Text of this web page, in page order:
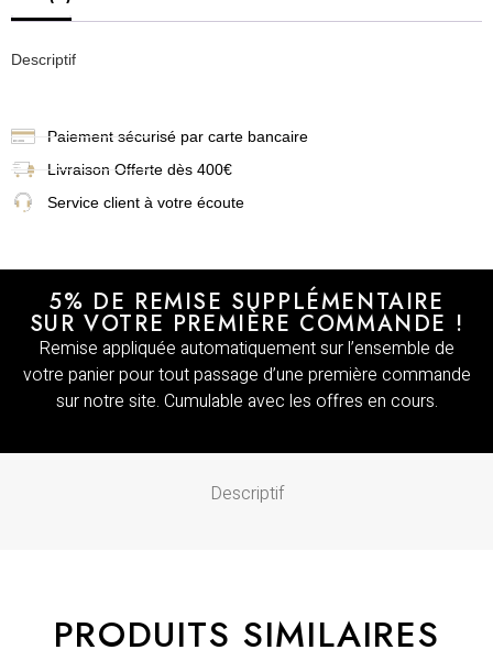
Descriptif
Paiement sécurisé par carte bancaire
Livraison Offerte dès 400€
Service client à votre écoute
5% DE REMISE SUPPLÉMENTAIRE
SUR VOTRE PREMIÈRE COMMANDE !
Remise appliquée automatiquement sur l’ensemble de
votre panier pour tout passage d’une première commande
sur notre site. Cumulable avec les offres en cours.
Descriptif
PRODUITS SIMILAIRES